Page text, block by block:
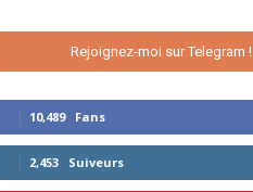
Rejoignez-moi sur Telegram !
10,489 Fans
2,453 Suiveurs